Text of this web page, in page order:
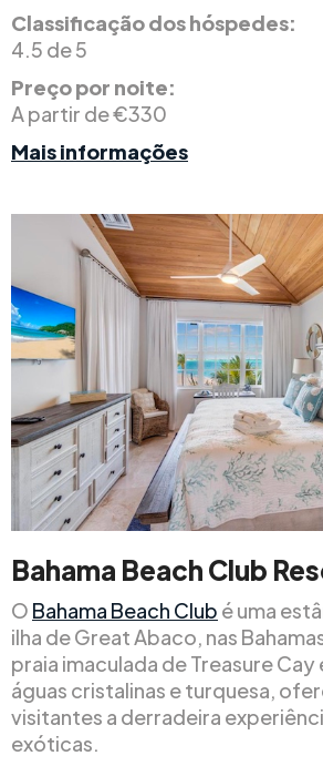
Classificação dos hóspedes:
4.5 de 5
Preço por noite:
A partir de €330
Mais informações
Bahama Beach Club
O Bahama Beach Club é uma
ilha de Great Abaco, nas
praia imaculada de Treasure
águas cristalinas e turquesa,
visitantes a derradeira
exóticas.